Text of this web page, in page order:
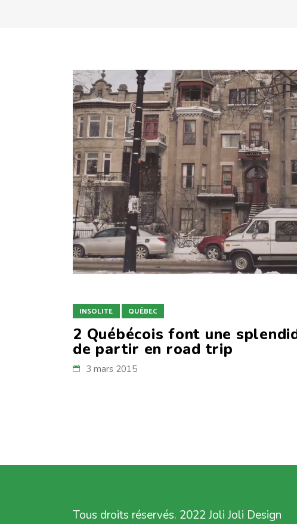
INSOLITE QUÉBEC
2 Québécois font une
de partir en road trip
3 mars 2015
Tous droits réservés. 2022 Joli Joli Design